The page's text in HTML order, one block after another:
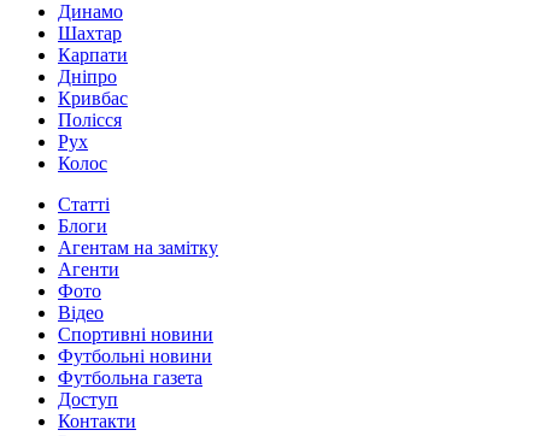
Динамо
Шахтар
Карпати
Дніпро
Кривбас
Полісся
Рух
Колос
Статті
Блоги
Агентам на замітку
Агенти
Фото
Відео
Спортивні новини
Футбольні новини
Футбольна газета
Доступ
Контакти